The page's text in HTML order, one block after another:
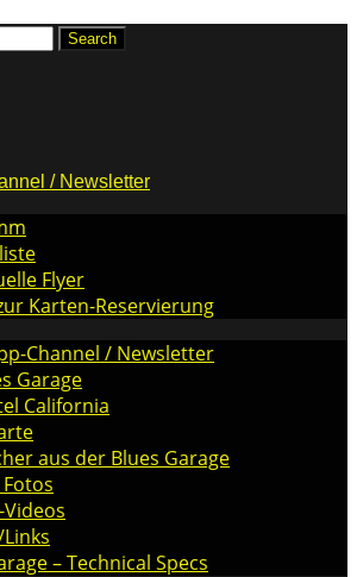
/ Newsletter
Flyer
Karten-Reservierung
Channel / Newsletter
Garage
California
aus der Blues Garage
– Technical Specs